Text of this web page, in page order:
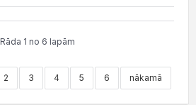
Rāda 1 no 6 lapām
2 3 4 5 6 nākamā